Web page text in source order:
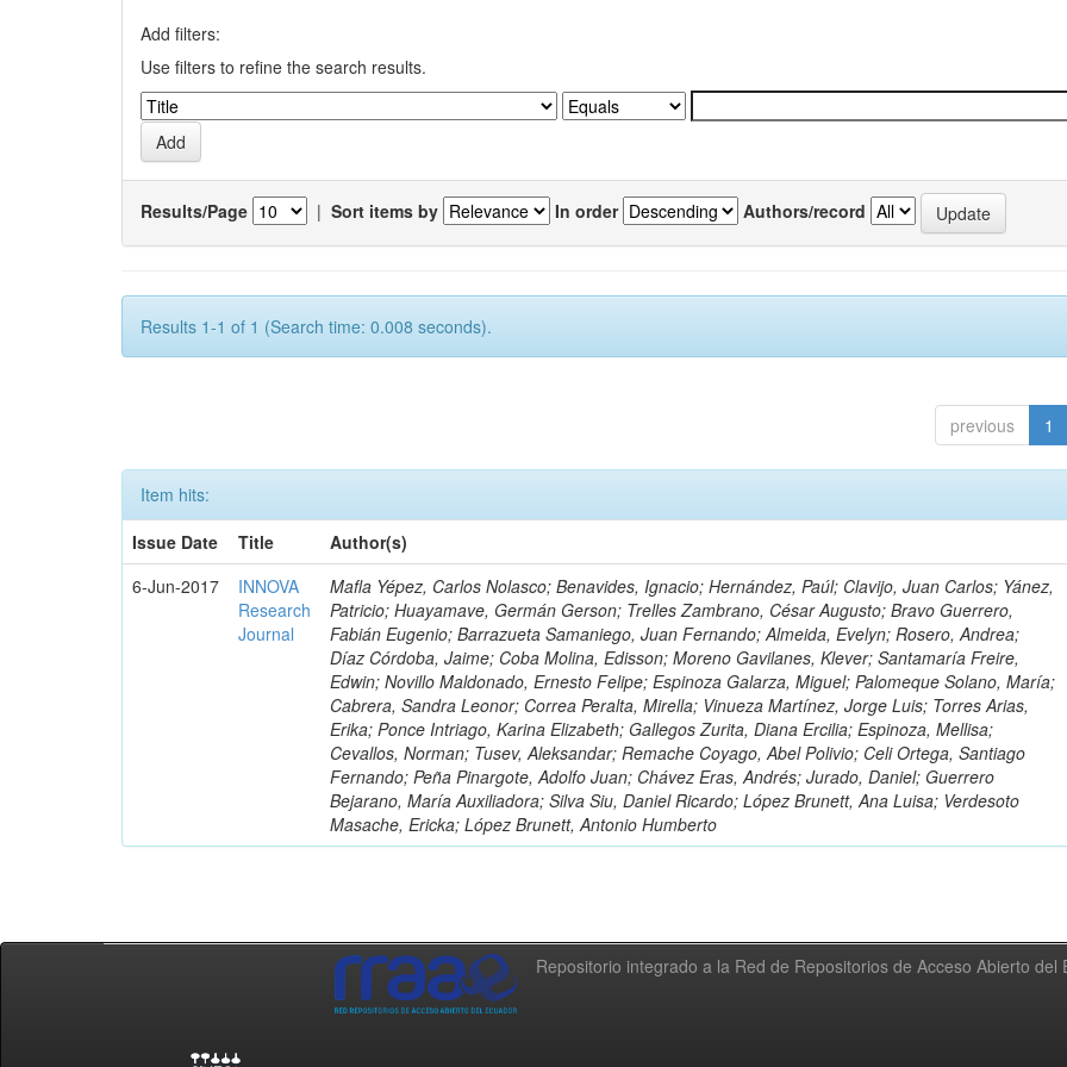
Add filters:
Use filters to refine the search results.
Results/Page | Sort items by In order Authors/record
Results 1-1 of 1 (Search time: 0.008 seconds).
previous 1
Item hits:
Issue Date
Title
Author(s)
6-Jun-2017
INNOVA
Research
Journal
Mafla Yépez, Carlos Nolasco; Benavides, Ignacio; Hernández, Paúl; Clavijo, Juan Carlos; Yánez,
Patricio; Huayamave, Germán Gerson; Trelles Zambrano, César Augusto; Bravo Guerrero,
Fabián Eugenio; Barrazueta Samaniego, Juan Fernando; Almeida, Evelyn; Rosero, Andrea;
Díaz Córdoba, Jaime; Coba Molina, Edisson; Moreno Gavilanes, Klever; Santamaría Freire,
Edwin; Novillo Maldonado, Ernesto Felipe; Espinoza Galarza, Miguel; Palomeque Solano, María;
Cabrera, Sandra Leonor; Correa Peralta, Mirella; Vinueza Martínez, Jorge Luis; Torres Arias,
Erika; Ponce Intriago, Karina Elizabeth; Gallegos Zurita, Diana Ercilia; Espinoza, Mellisa;
Cevallos, Norman; Tusev, Aleksandar; Remache Coyago, Abel Polivio; Celi Ortega, Santiago
Fernando; Peña Pinargote, Adolfo Juan; Chávez Eras, Andrés; Jurado, Daniel; Guerrero
Bejarano, María Auxiliadora; Silva Siu, Daniel Ricardo; López Brunett, Ana Luisa; Verdesoto
Masache, Ericka; López Brunett, Antonio Humberto
Repositorio integrado a la Red de Repositorios de Acceso Abierto del